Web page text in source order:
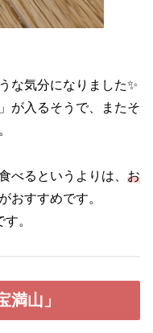
な気分になりました✨
が入るそうで、またそ
べるというよりは、 お
おすすめです。
。
満山」